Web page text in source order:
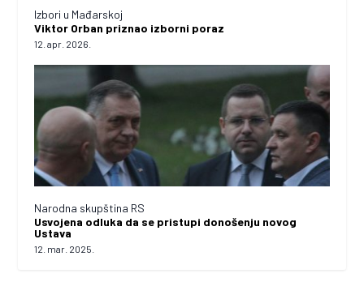
Izbori u Mađarskoj
Viktor Orban priznao izborni poraz
12. apr. 2026.
Narodna skupština RS
Usvojena odluka da se pristupi donošenju novog
Ustava
12. mar. 2025.